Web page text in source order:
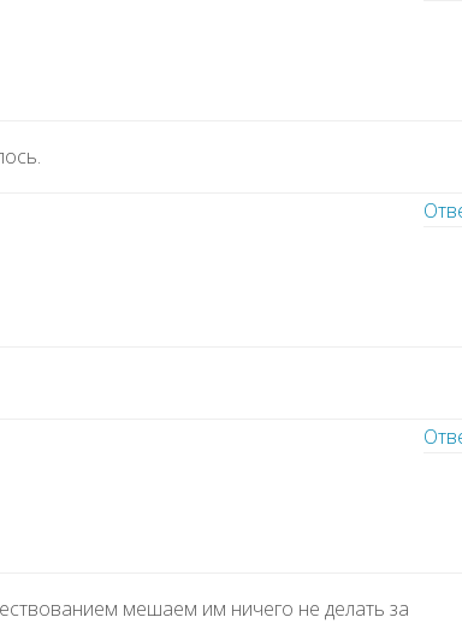
мешаем им ничего не делать за